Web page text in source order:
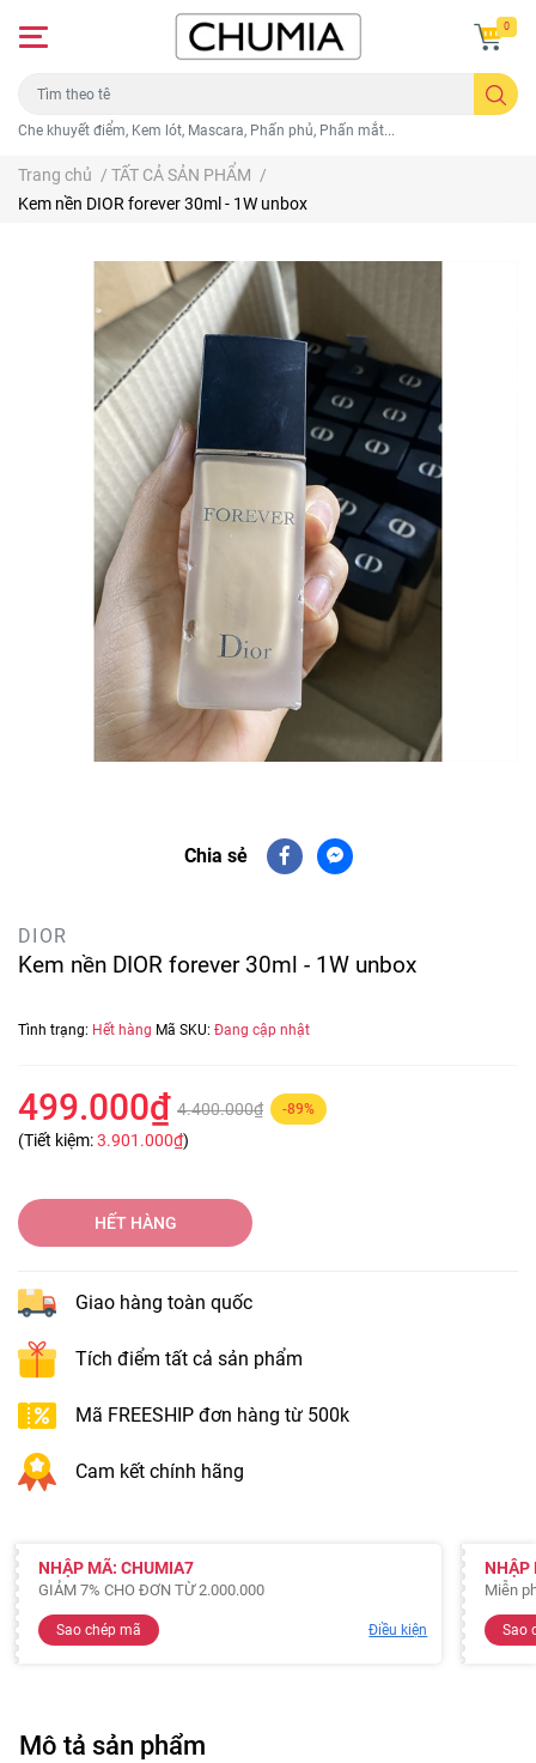
Che khuyết điểm, Kem lót, Mascara, Phấn phủ, Phấn mắt...
0
Trang chủ / TẤT CẢ SẢN PHẨM /
Kem nền DIOR forever 30ml - 1W unbox
Chia sẻ
DIOR
Kem nền DIOR forever 30ml - 1W unbox
Tình trạng: Hết hàng Mã SKU: Đang cập nhật
499.000₫ 4.400.000₫ -89%
(Tiết kiệm:3.901.000₫)
HẾT HÀNG
Giao hàng toàn quốc
Tích điểm tất cả sản phẩm
Mã FREESHIP đơn hàng từ 500k
Cam kết chính hãng
NHẬP MÃ: CHUMIA7
GIẢM 7% CHO ĐƠN TỪ 2.000.000
Sao chép mã Điều kiện
NHẬP
Miễn
Sao
Mô tả sản phẩm